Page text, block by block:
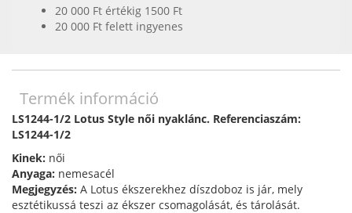
20 000 Ft értékig 1500 Ft
20 000 Ft felett ingyenes
Termék információ
LS1244-1/2 Lotus Style női nyaklánc. Referenciaszám:
LS1244-1/2
Kinek: női
Anyaga: nemesacél
Megjegyzés: A Lotus ékszerekhez díszdoboz is jár, mely
esztétikussá teszi az ékszer csomagolását, és tárolását.